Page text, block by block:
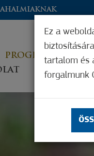
PROGRAMOK
Ez a
tartalom és
forgalmunk